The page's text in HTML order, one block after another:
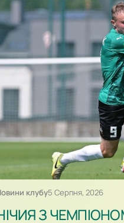
клубу5 Серпня, 2026
З